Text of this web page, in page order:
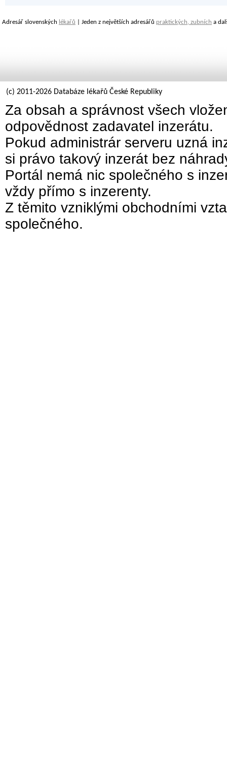
Adresář slovenských lékařů | Jeden z největších adresářů praktických, zubních a
(c) 2011-2026 Databáze lékařů České Republiky
Za obsah a správnost všech
odpovědnost zadavatel inzerátu.
Pokud administrár serveru uzná
si právo takový inzerát bez
Portál nemá nic společného s
vždy přímo s inzerenty.
Z těmito vzniklými obchodními
společného.